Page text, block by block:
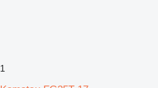
1